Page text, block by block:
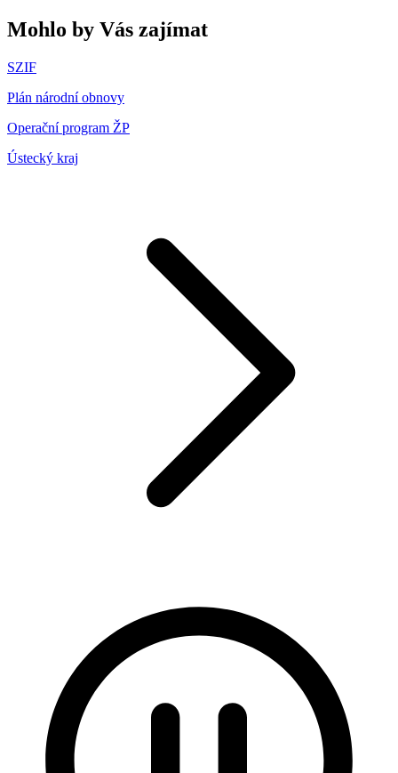
Mohlo by Vás zajímat
SZIF
Plán národní obnovy
Operační program ŽP
Ústecký kraj